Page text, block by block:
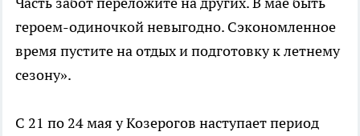
героем-одиночкой невыгодно. Сэкономленное
время пустите на отдых и подготовку к летнему
сезону».
С 21 по 24 мая у Козерогов наступает период